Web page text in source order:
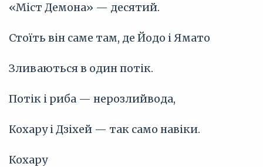
«Міст Демона» — десятий.
Стоїть він саме там, де Йодо і Ямато
Зливаються в один потік.
Потік і риба — нерозлийвода,
Кохару і Дзіхей — так само навіки.
Кохару